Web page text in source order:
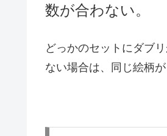
数が合わない。
どっかのセットにダブ
ない場合は、同じ絵柄